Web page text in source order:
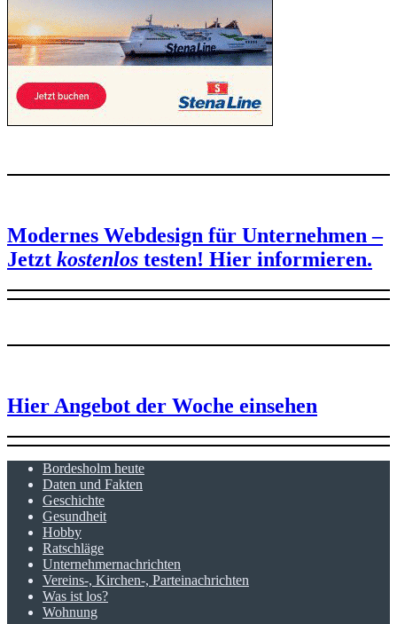
Modernes Webdesign für Unternehmen –
Jetzt kostenlos testen! Hier informieren.
Hier Angebot der Woche einsehen
Bordesholm heute
Daten und Fakten
Geschichte
Gesundheit
Hobby
Ratschläge
Unternehmernachrichten
Vereins-, Kirchen-, Parteinachrichten
Was ist los?
Wohnung